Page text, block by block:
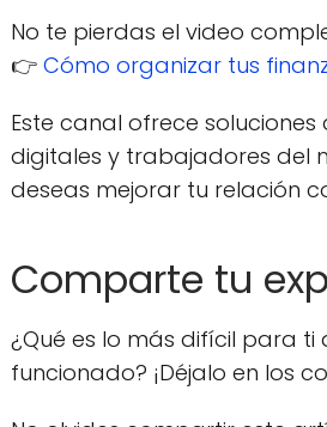
No te pierdas el video
👉 Cómo organizar tus
Este canal ofrece
digitales y trabajadores del
deseas mejorar tu relación
Comparte tu
¿Qué es lo más difícil para
funcionado? ¡Déjalo en los